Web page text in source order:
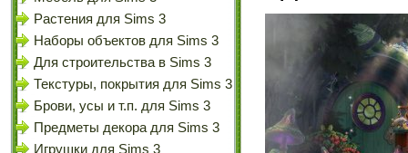
Растения для Sims 3
Наборы объектов для Sims 3
Для строительства в Sims 3
Текстуры, покрытия для Sims 3
Брови, усы и т.п. для Sims 3
Предметы декора для Sims 3
Игрушки для Sims 3